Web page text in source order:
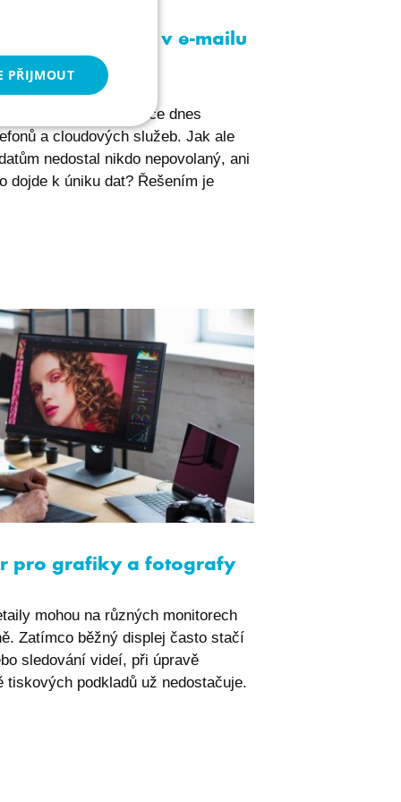
dat na disku, v e-mailu
i firemní komunikace dnes
a cloudových služeb. Jak ale
nedostal nikdo nepovolaný, ani
dojde k úniku dat? Řešením je
pro grafiky a fotografy
mohou na různých monitorech
Zatímco běžný displej často stačí
sledování videí, při úpravě
podkladů už nedostačuje.
PŘIJMOUT
soubory
cookie
cookie
uvítacího
i6.
dat o
produktů v
produktů v